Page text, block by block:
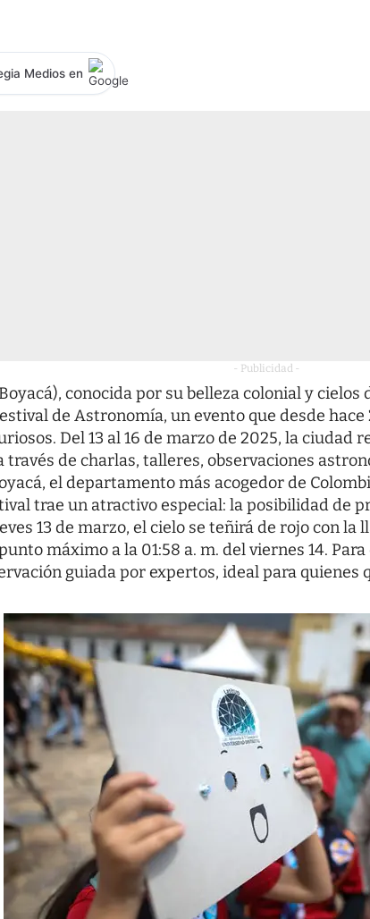
Medios en
- Publicidad -
conocida por su belleza colonial y
de Astronomía, un evento que desde
Del 13 al 16 de marzo de 2025, la ciudad
través de charlas, talleres, observaciones
el departamento más acogedor de
trae un atractivo especial: la posibilidad de
13 de marzo, el cielo se teñirá de rojo con la
máximo a la 01:58 a. m. del viernes 14.
guiada por expertos, ideal para quienes